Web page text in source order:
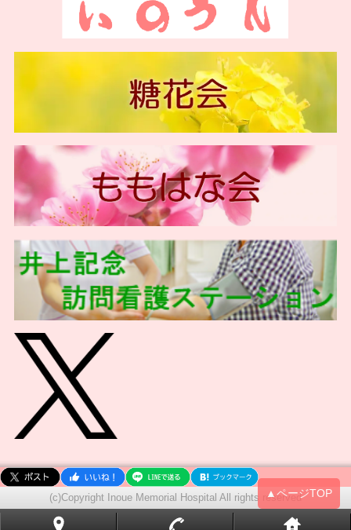
▲ページTOP
(c)Copyright Inoue Memorial Hospital All rights reserved